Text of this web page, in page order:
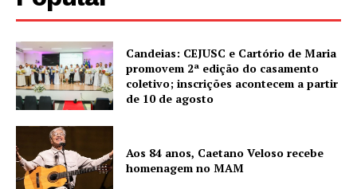
Candeias: CEJUSC e Cartório de Maria
promovem 2ª edição do casamento
coletivo; inscrições acontecem a partir
de 10 de agosto
Aos 84 anos, Caetano Veloso recebe
homenagem no MAM